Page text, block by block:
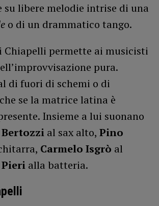
su libere melodie intrise di una
o di un drammatico tango.
Chiapelli permette ai musicisti
pura.
di fuori di schemi o di
se la matrice latina è
Insieme a lui suonano
al sax alto, Pino
Carmelo Isgrò al
alla batteria.